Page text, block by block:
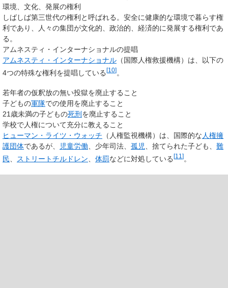
環境、文化、発展の権利
しばしば第三世代の権利と呼ばれる。安全に健康的な環境で暮らす権
利であり、人々の集団が文化的、政治的、経済的に発展する権利であ
る。
アムネスティ・インターナショナルの提唱
アムネスティ・インターナショナル （国際人権救援機構）は、以下の
4つの特殊な権利を提唱している [10] 。
若年者の仮釈放の無い投獄を廃止すること
子どもの軍隊での使用を廃止すること
21歳未満の子どもの死刑 を廃止すること
学校で人権について充分に教えること
ヒューマン・ライツ・ウォッチ （人権監視機構）は、国際的な人権擁
護団体であるが、 児童労働、少年司法、 孤児、捨てられた子ども、 難
民
ストリートチルドレン 体罰などに対処している [11 ] 。